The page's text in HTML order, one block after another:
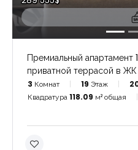
Премиальный апартамент
приватной террасой в
3 Комнат 19 Этаж
Квадратура118.09 м² общая